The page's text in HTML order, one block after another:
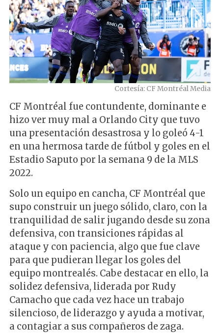
Cortesía: CF Montréal Media
CF Montréal fue contundente, dominante e
hizo ver muy mal a Orlando City que tuvo
una presentación desastrosa y lo goleó 4-1
en una hermosa tarde de fútbol y goles en el
Estadio Saputo por la semana 9 de la MLS
2022.
Solo un equipo en cancha, CF Montréal que
supo construir un juego sólido, claro, con la
tranquilidad de salir jugando desde su zona
defensiva, con transiciones rápidas al
ataque y con paciencia, algo que fue clave
para que pudieran llegar los goles del
equipo montrealés. Cabe destacar en ello, la
solidez defensiva, liderada por Rudy
Camacho que cada vez hace un trabajo
silencioso, de liderazgo y ayuda a motivar,
a contagiar a sus compañeros de zaga.